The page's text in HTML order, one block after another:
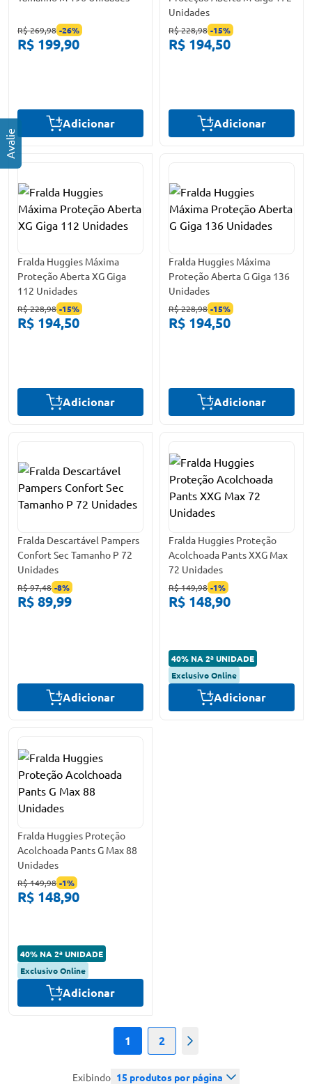
R$ 269,98 -26%
R$ 199,90
Adicionar
Unidades
R$ 228,98 -15%
R$ 194,50
Adicionar
Fralda Huggies Máxima
Proteção Aberta XG Giga
112 Unidades
R$ 228,98 -15%
R$ 194,50
Adicionar
Fralda Huggies Máxima
Proteção Aberta G Giga 136
Unidades
R$ 228,98 -15%
R$ 194,50
Adicionar
Fralda Descartável Pampers
Confort Sec Tamanho P 72
Unidades
R$ 97,48 -8%
R$ 89,99
Adicionar
Fralda Huggies Proteção
Acolchoada Pants XXG Max
72 Unidades
R$ 149,98 -1%
R$ 148,90
40% NA 2ª UNIDADE
Exclusivo Online
Adicionar
Fralda Huggies Proteção
Acolchoada Pants G Max 88
Unidades
R$ 149,98 -1%
R$ 148,90
40% NA 2ª UNIDADE
Exclusivo Online
Adicionar
1 2 Próximo
Exibindo 15 produtos por página